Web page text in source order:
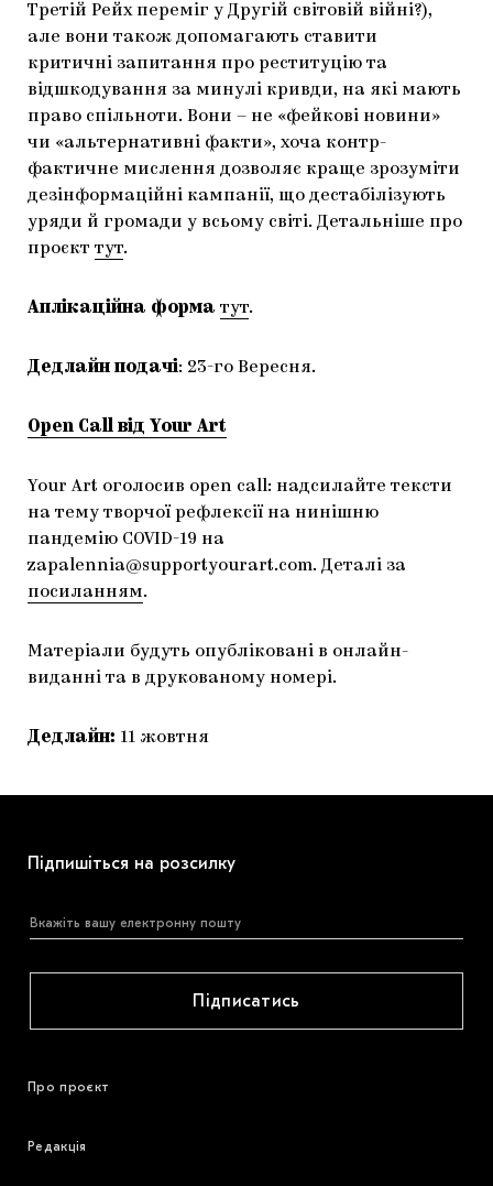
Третій Рейх переміг у Другій світовій війні?),
але вони також допомагають ставити
критичні запитання про реституцію та
відшкодування за минулі кривди, на які мають
право спільноти. Вони – не «фейкові новини»
чи «альтернативні факти», хоча контр-
фактичне мислення дозволяє краще зрозуміти
дезінформаційні кампанії, що дестабілізують
уряди й громади у всьому світі. Детальніше про
проєкт тут.
Аплікаційна форма тут.
Дедлайн подачі: 23-го Вересня.
Open Call від Your Art
Your Art оголосив open call: надсилайте тексти
на тему творчої рефлексії на нинішню
пандемію COVID-19 на
zapalennia@supportyourart.com. Деталі за
посиланням.
Матеріали будуть опубліковані в онлайн-
виданні та в друкованому номері.
Дедлайн: 11 жовтня
Підпишіться на розсилку
Підписатись
Про проєкт
Редакція